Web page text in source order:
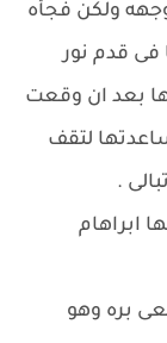
ولكن فجأه
قدم نور
بعد ان وقعت
لتقف
.
ابراهام
بره وهو